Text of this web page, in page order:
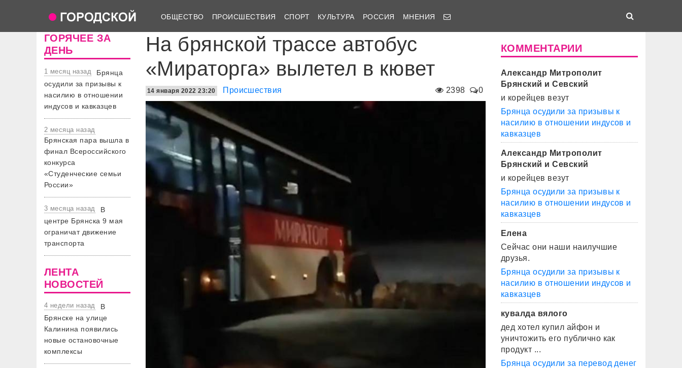
ОБЩЕСТВО ПРОИСШЕСТВИЯ СПОРТ КУЛЬТУРА РОССИЯ МНЕНИЯ
ГОРЯЧЕЕ ЗА
ДЕНЬ
1 месяц назад
Брянца
осудили за призывы к
насилию в отношении
индусов и кавказцев
2 месяца назад
Брянская пара вышла в
финал Всероссийского
конкурса
«Студенческие семьи
России»
3 месяца назад
В
центре Брянска 9 мая
ограничат движение
транспорта
ЛЕНТА
НОВОСТЕЙ
4 недели назад
В
Брянске на улице
Калинина появились
новые остановочные
комплексы
На брянской трассе автобус
«Мираторга» вылетел в кювет
2398 0
14 января 2022 23:20 Происшествия
КОММЕНТАРИИ
Александр Митрополит
Брянский и Севский
и корейцев везут
Брянца осудили за призывы к
насилию в отношении индусов и
кавказцев
Александр Митрополит
Брянский и Севский
и корейцев везут
Брянца осудили за призывы к
насилию в отношении индусов и
кавказцев
Елена
Сейчас они наши наилучшие
друзья.
Брянца осудили за призывы к
насилию в отношении индусов и
кавказцев
кувалда вялого
дед хотел купил айфон и
уничтожить его публично как
продукт ...
Брянца осудили за перевод денег